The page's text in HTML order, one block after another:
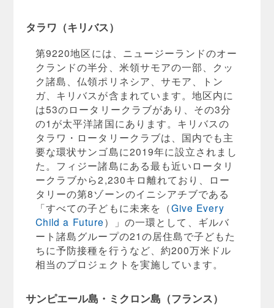
タラワ（キリバス）
第9220地区には、ニュージーランドのオー
クランドの半分、米領サモアの一部、クッ
ク諸島、仏領ポリネシア、サモア、トン
ガ、キリバスが含まれています。地区内に
は53のロータリークラブがあり、その3分
の1が太平洋諸国にあります。キリバスの
タラワ・ロータリークラブは、国内でも主
要な環状サンゴ島に2019年に設立されまし
た。フィジー諸島にある最も近いロータリ
ークラブから2,230キロ離れており、ロー
タリーの第8ゾーンのイニシアチブである
「すべての子どもに未来を（Give Every
Child a Future）」の一環として、ギルバ
ート諸島グループの21の居住島で子どもた
ちに予防接種を行うなど、約200万米ドル
相当のプロジェクトを実施しています。
サンピエール島・ミクロン島（フランス）